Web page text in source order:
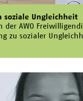
soziale Ungleichheit
der AWO
zu sozialer